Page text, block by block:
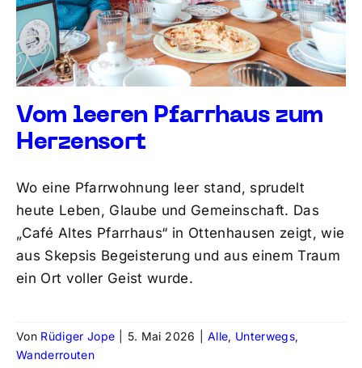
Vom leeren Pfarrhaus zum
Herzensort
Wo eine Pfarrwohnung leer stand, sprudelt
heute Leben, Glaube und Gemeinschaft. Das
„Café Altes Pfarrhaus“ in Ottenhausen zeigt, wie
aus Skepsis Begeisterung und aus einem Traum
ein Ort voller Geist wurde.
Von Rüdiger Jope 5. Mai 2026 Alle, Unterwegs,
Wanderrouten